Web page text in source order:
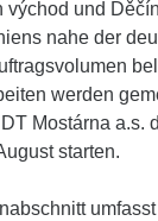
východ und
nahe der
werden
Mostárna a.s.
starten.